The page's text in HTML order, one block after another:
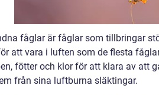
fåglar är fåglar som tillbringar
att vara i luften som de flesta
fötter och klor för att klara av att
från sina luftburna släktingar.